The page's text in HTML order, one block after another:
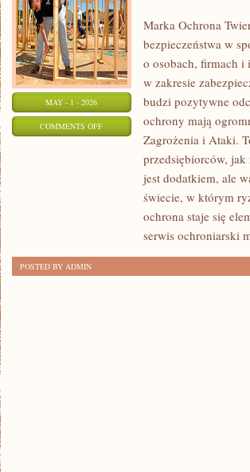
MAY - 1 - 2026
COMMENTS OFFON
ZAGROŻENIA
Marka Ochrona
bezpieczeństwa w
o osobach, firmach i
w zakresie
budzi pozytywne
ochrony mają
Zagrożenia i Ataki.
przedsiębiorców,
jest dodatkiem, ale
świecie, w którym
ochrona staje się
serwis ochroniarski
POSTED BY ADMIN